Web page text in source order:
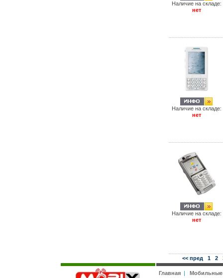
Наличие на складе:
нет
Наличие на складе:
нет
Наличие на складе:
нет
<< пред 1 2
Главная|